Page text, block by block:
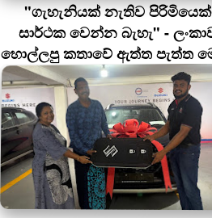
"ගැහැනියක් නැතිව
සාර්ථක වෙන්න බැහැ" -
හොල්ලපු කතාවේ ඇත්ත පැත්ත